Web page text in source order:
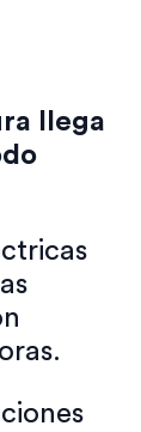
llega